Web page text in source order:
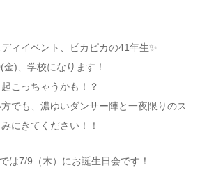
ィイベント、ピカピカの41年生✨
)、学校になります！
こっちゃうかも！？
でも、濃ゆいダンサー陣と一夜限りのス
にきてください！！
は7/9（木）にお誕生日会です！